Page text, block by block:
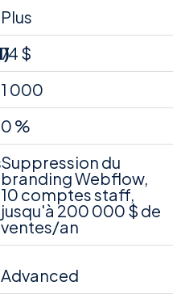
Plus
74 $
1 000
0 %
Suppression du
branding Webflow,
10 comptes staff,
jusqu'à 200 000 $ de
ventes/an
Advanced